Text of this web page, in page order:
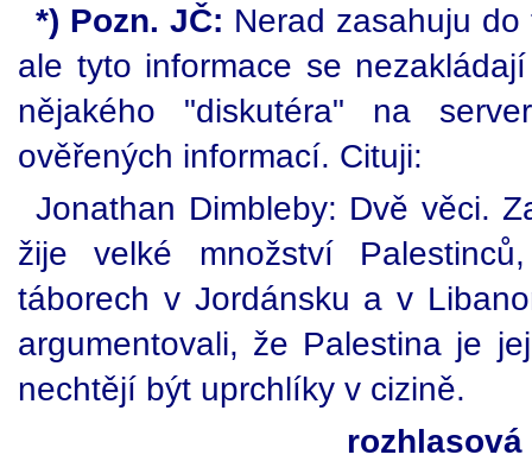
*) Pozn. JČ: Nerad zasahuju
ale tyto informace se
nějakého "diskutéra" na
ověřených informací. Cituji:
Jonathan Dimbleby: Dvě věci.
žije velké množství
táborech v Jordánsku a v
argumentovali, že Palestina je
nechtějí být uprchlíky v cizině.